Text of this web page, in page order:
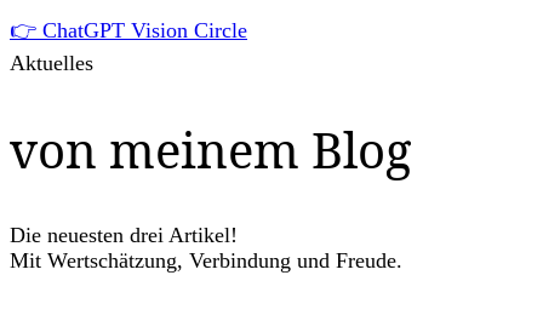
👉 ChatGPT Vision Circle
Aktuelles
von meinem Blog
Die neuesten drei Artikel!
Mit Wertschätzung, Verbindung und Freude.